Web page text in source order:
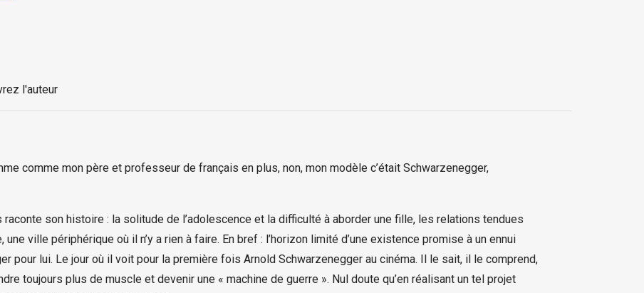
l'auteur
comme mon père et professeur de français en plus, non, mon modèle c’était Schwarzenegger,
raconte son histoire : la solitude de l’adolescence et la difficulté à aborder une fille, les relations tendues
ville périphérique où il n’y a rien à faire. En bref : l’horizon limité d’une existence promise à un ennui
pour lui. Le jour où il voit pour la première fois Arnold Schwarzenegger au cinéma. Il le sait, il le comprend,
toujours plus de muscle et devenir une « machine de guerre ». Nul doute qu’en réalisant un tel projet